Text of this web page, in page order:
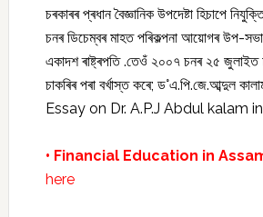
চৰকাৰৰ প্ৰধান বৈজ্ঞানিক উপদেষ্টা হিচাপে
চনৰ ডিচেম্বৰ মাহত পৰিকল্পনা আয়োগৰ উপ-
একাদশ ৰাষ্ট্ৰপতি .তেওঁ ২০০৭ চনৰ ২৫ জুলাইত
চাকৰিৰ পৰা বৰ্খাস্ত কৰে; ড°এ.পি.জে.আব্দুল
Essay on Dr. A.P.J Abdul kalam
• Financial Education in
here